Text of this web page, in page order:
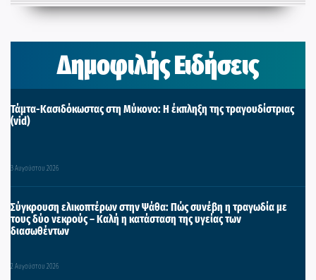
Δημοφιλής Ειδήσεις
Τάμτα-Κασιδόκωστας στη Μύκονο: Η έκπληξη της τραγουδίστριας
(vid)
3 Αυγούστου 2026
Σύγκρουση ελικοπτέρων στην Ψάθα: Πώς συνέβη η τραγωδία με
τους δύο νεκρούς – Καλή η κατάσταση της υγείας των
διασωθέντων
2 Αυγούστου 2026